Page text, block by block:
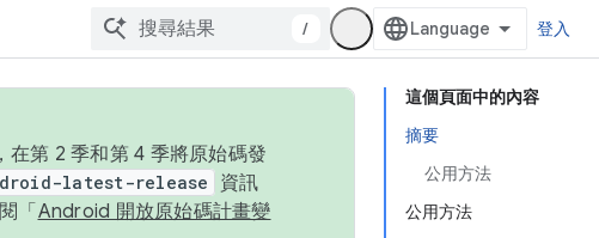
/ 登入
這個頁面中的內容
摘要
公用方法
公用方法
第 2 季和第 4 季將原始碼發
latest-release
資訊
「 Android 開放原始碼計畫變